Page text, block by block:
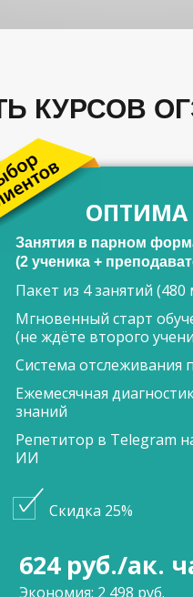
КУРСОВ
ОПТИМА
Занятия в парном
(2 ученика +
Пакет из 4 занятий (480
Мгновенный старт
(не ждёте второго
Система отслеживания
Ежемесячная
знаний
Репетитор в Telegram
ИИ
Скидка 25%
624 руб./ак.
Экономия: 2 498 руб.